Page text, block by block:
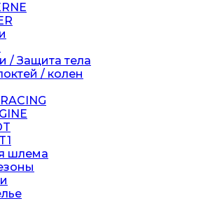
/ Защита тела
/ колен
шлема